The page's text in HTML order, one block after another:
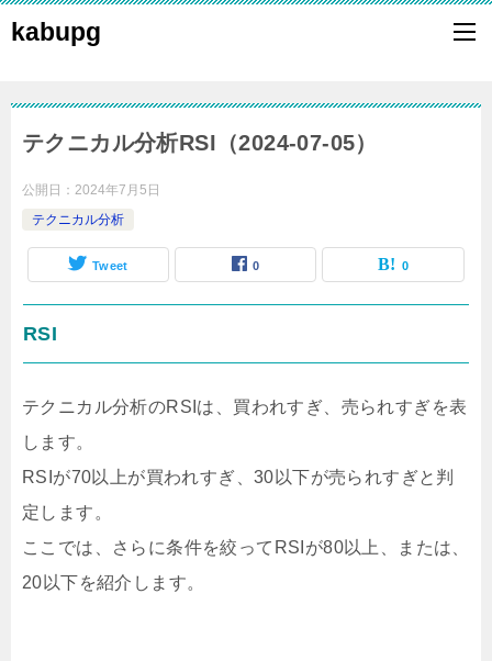
kabupg
テクニカル分析RSI（2024-07-05）
公開日： 2024年7月5日
テクニカル分析
Tweet 0 0
RSI
テクニカル分析のRSIは、買われすぎ、売られすぎを表
します。
RSIが70以上が買われすぎ、30以下が売られすぎと判
定します。
ここでは、さらに条件を絞ってRSIが80以上、または、
20以下を紹介します。